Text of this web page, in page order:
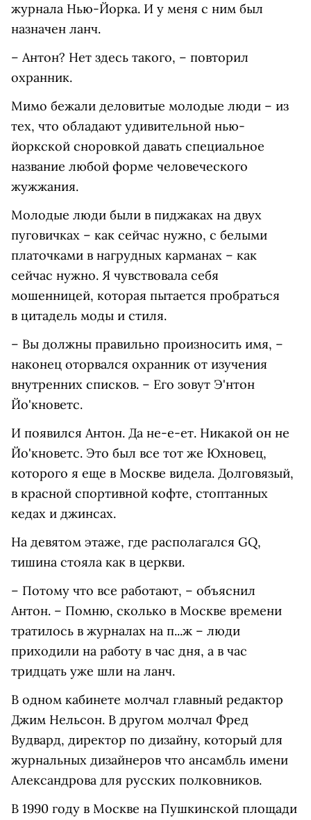
журнала Нью-Йорка. И у меня с ним был
назначен ланч.
– Антон? Нет здесь такого, – повторил
охранник.
Мимо бежали деловитые молодые люди – из
тех, что обладают удивительной нью-
йоркской сноровкой давать специальное
название любой форме человеческого
жужжания.
Молодые люди были в пиджаках на двух
пуговичках – как сейчас нужно, с белыми
платочками в нагрудных карманах – как
сейчас нужно. Я чувствовала себя
мошенницей, которая пытается пробраться
в цитадель моды и стиля.
– Вы должны правильно произносить имя, –
наконец оторвался охранник от изучения
внутренних списков. – Его зовут Э'нтон
Йо'кноветс.
И появился Антон. Да не-е-ет. Никакой он не
Йо'кноветс. Это был все тот же Юхновец,
которого я еще в Москве видела. Долговязый,
в красной спортивной кофте, стоптанных
кедах и джинсах.
На девятом этаже, где располагался GQ,
тишина стояла как в церкви.
– Потому что все работают, – объяснил
Антон. – Помню, сколько в Москве времени
тратилось в журналах на п...ж – люди
приходили на работу в час дня, а в час
тридцать уже шли на ланч.
В одном кабинете молчал главный редактор
Джим Нельсон. В другом молчал Фред
Вудвард, директор по дизайну, который для
журнальных дизайнеров что ансамбль имени
Александрова для русских полковников.
В 1990 году в Москве на Пушкинской площади